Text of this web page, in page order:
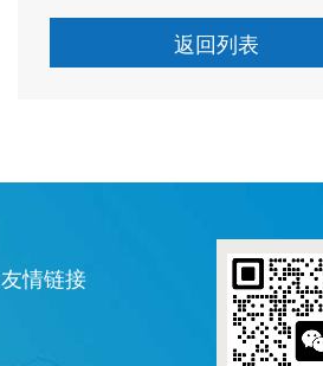
返回列表
友情链接